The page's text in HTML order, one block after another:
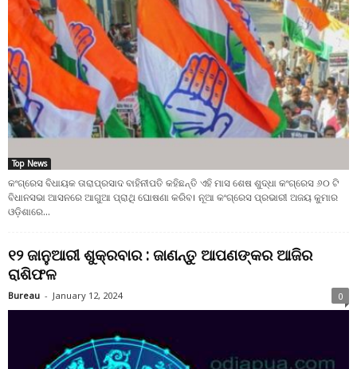
Top News
କଂଗ୍ରେସ ବିଧାୟକ ତାରାପ୍ରସାଦ ବାହିନୀପତି କହିଛନ୍ତି ଏହି ମାସ ଶେଷ ଶୁଦ୍ଧା କଂଗ୍ରେସ ୬୦ ଟି
ବିଧାନସଭା ଆସନରେ ଆଗୁଆ ପ୍ରାଥି ଘୋଷଣା କରିବ। ନୂଆ କଂଗ୍ରେସ ପ୍ରଭାରୀ ଅଜୟ କୁମାର
ଓଡ଼ିଶାରେ...
୧୨ ଜାନୁଆରୀ ଶୁକ୍ରବାର : ଜାଣନ୍ତୁ ଆପଣଙ୍କର ଆଜିର
ରାଶିଫଳ
Bureau - January 12, 2024 0